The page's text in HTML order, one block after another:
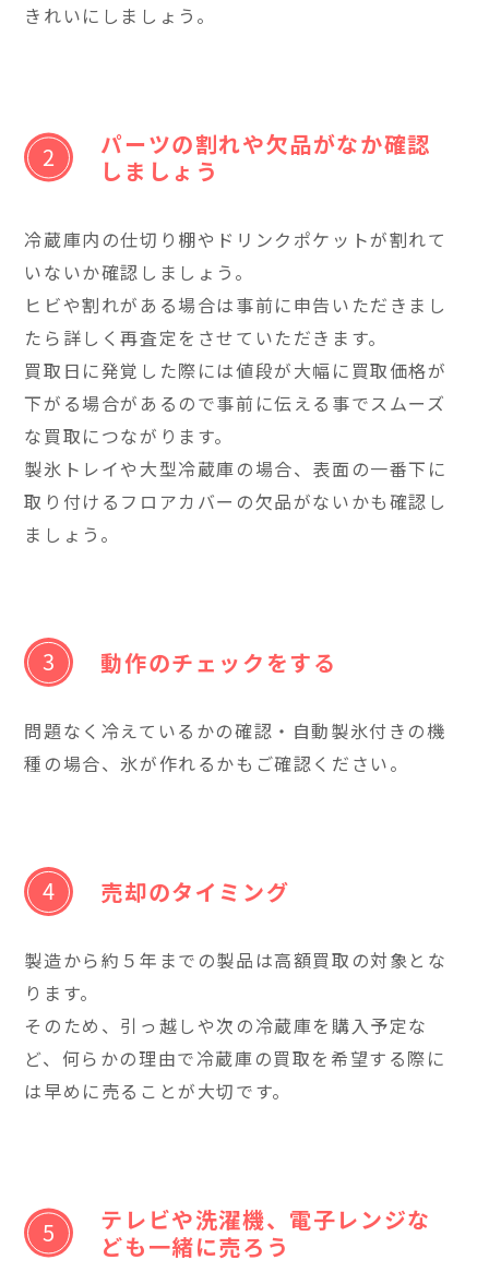
きれいにしましょう。
パーツの割れや欠品がなか確認
しましょう
冷蔵庫内の仕切り棚やドリンクポケットが割れて
いないか確認しましょう。
ヒビや割れがある場合は事前に申告いただきまし
たら詳しく再査定をさせていただきます。
買取日に発覚した際には値段が大幅に買取価格が
下がる場合があるので事前に伝える事でスムーズ
な買取につながります。
製氷トレイや大型冷蔵庫の場合、表面の一番下に
取り付けるフロアカバーの欠品がないかも確認し
ましょう。
動作のチェックをする
問題なく冷えているかの確認・自動製氷付きの機
種の場合、氷が作れるかもご確認ください。
売却のタイミング
製造から約５年までの製品は高額買取の対象とな
ります。
そのため、引っ越しや次の冷蔵庫を購入予定な
ど、何らかの理由で冷蔵庫の買取を希望する際に
は早めに売ることが大切です。
テレビや洗濯機、電子レンジな
ども一緒に売ろう